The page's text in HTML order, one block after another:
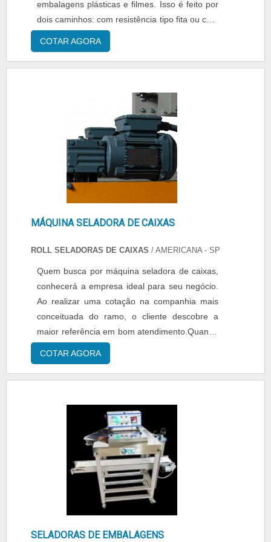
biblioteca técnica de apoio. Esses fatores,
somados a um time com equipe multidisciplinar
de consultores associados e equipe eficiente,
garantem o sucesso de cada cliente de ponta
e saber mais sobre a empresa, os serviços e
embalagens plásticas e filmes. Isso é feito por
dois caminhos: com resistência tipo fita ou com
resistência tubular. Exemplos de resistencia: O
primeiro caso é a resistência níquel cromo,
que, ao prensar o plástico, faz a selagem do
COTAR AGORA
MÁQUINA SELADORA DE CAIXAS
ROLL SELADORAS DE CAIXAS / AMERICANA - SP
Quem busca por máquina seladora de caixas,
conhecerá a empresa ideal para seu negócio.
Ao realizar uma cotação na companhia mais
conceituada do ramo, o cliente descobre a
maior referência em bom atendimento.Quando
a temática é máquina seladora de caixas, com
a equipe da Roll Seladoras de Caixas o cliente
MÁQUINA SELADORA DE CAIXASA Roll
Seladoras de Caixas foca sua energia em criar
para cada cliente uma estrutura com escritório
de alta qualidade onde são realizadas as
atividades e equipamentos de última geração,
tudo para garantir máquina seladora de caixas
com excelente custo-benefício.Há muitas
COTAR AGORA
SELADORAS DE EMBALAGENS